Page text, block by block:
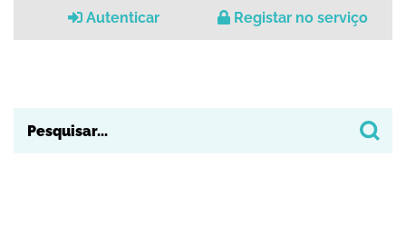
Autenticar Registar no serviço